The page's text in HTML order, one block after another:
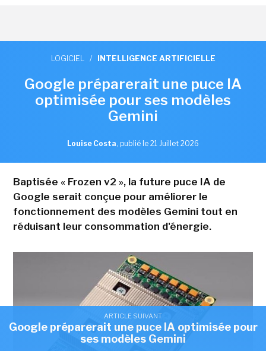
ARTICLE SUIVANT
Google préparerait une puce IA optimisée pour
ses modèles Gemini
LOGICIEL / INTELLIGENCE ARTIFICIELLE
Google préparerait une puce IA
optimisée pour ses modèles
Gemini
Louise Costa, publié le 21 Juillet 2026
Baptisée « Frozen v2 », la future puce IA de
Google serait conçue pour améliorer le
fonctionnement des modèles Gemini tout en
réduisant leur consommation d'énergie.